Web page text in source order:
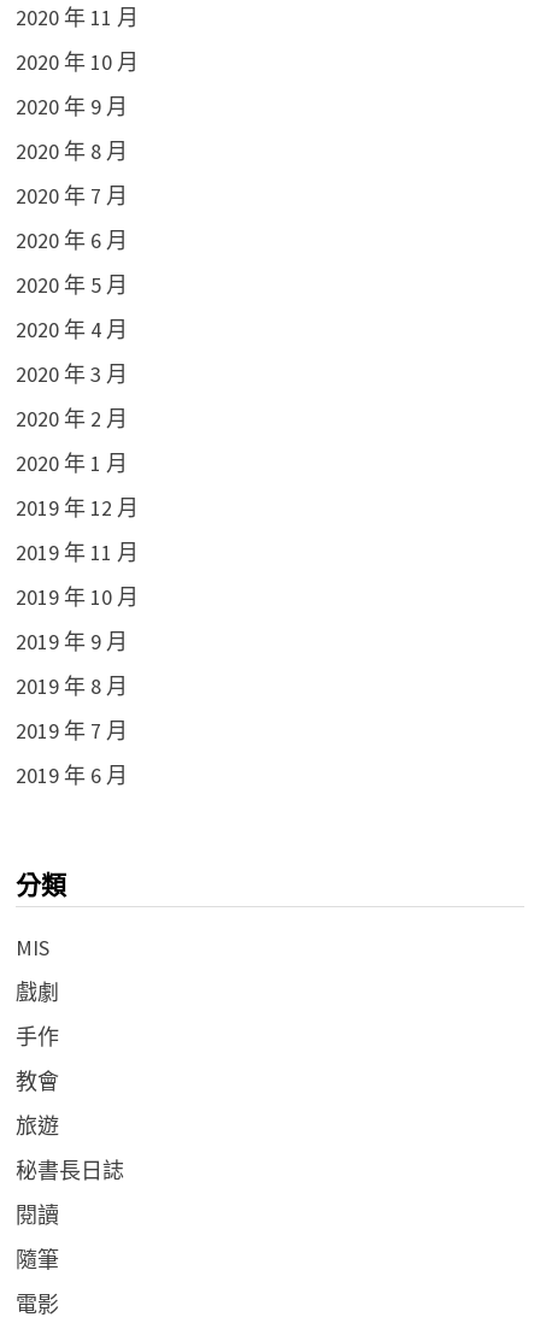
2020 年 11 月
2020 年 10 月
2020 年 9 月
2020 年 8 月
2020 年 7 月
2020 年 6 月
2020 年 5 月
2020 年 4 月
2020 年 3 月
2020 年 2 月
2020 年 1 月
2019 年 12 月
2019 年 11 月
2019 年 10 月
2019 年 9 月
2019 年 8 月
2019 年 7 月
2019 年 6 月
分類
MIS
戲劇
手作
教會
旅遊
秘書長日誌
閱讀
隨筆
電影